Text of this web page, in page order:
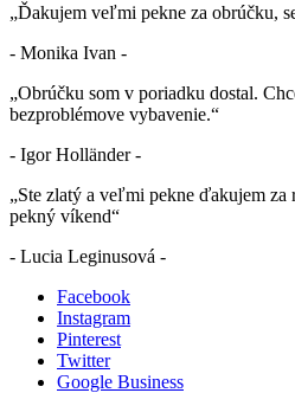
„Ďakujem veľmi pekne za obrúčku,
- Monika Ivan -
„Obrúčku som v poriadku dostal.
bezproblémove vybavenie.“
- Igor Holländer -
„Ste zlatý a veľmi pekne ďakujem za
pekný víkend“
- Lucia Leginusová -
Facebook
Instagram
Pinterest
Twitter
Google Business